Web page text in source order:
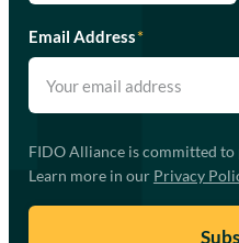
Email Address*
FIDO Alliance is committed
Learn more in our Privacy